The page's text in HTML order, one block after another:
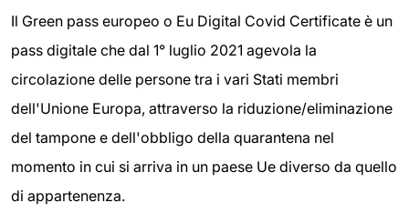
Il Green pass europeo o Eu Digital Covid Certificate è un
pass digitale che dal 1° luglio 2021 agevola la
circolazione delle persone tra i vari Stati membri
dell'Unione Europa, attraverso la riduzione/eliminazione
del tampone e dell'obbligo della quarantena nel
momento in cui si arriva in un paese Ue diverso da quello
di appartenenza.